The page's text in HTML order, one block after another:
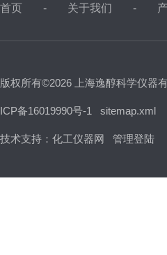
首页 关于我们
版权所有©2026 上海逸醇科学仪器
ICP备16019990号-1 sitemap.xml
技术支持： 化工仪器网 管理登陆